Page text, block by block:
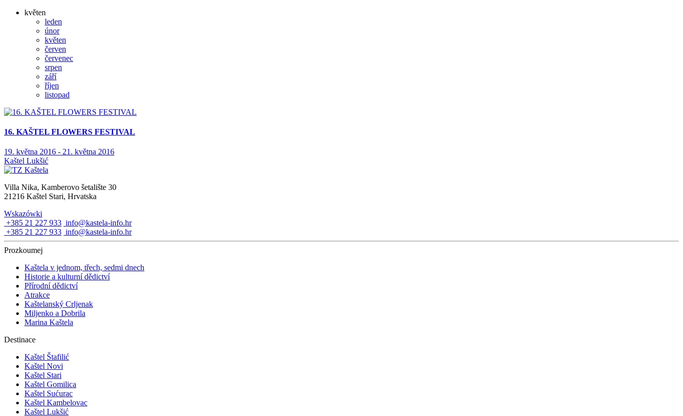
květen
leden
únor
květen
červen
červenec
srpen
září
říjen
listopad
16. KAŠTEL FLOWERS FESTIVAL
19. května 2016 - 21. května 2016
Kaštel Lukšić
Villa Nika, Kamberovo šetalište 30
21216 Kaštel Stari, Hrvatska
Wskazówki
+385 21 227 933 info@kastela-info.hr
+385 21 227 933 info@kastela-info.hr
Prozkoumej
Kaštela v jednom, třech, sedmi dnech
Historie a kulturní dědictví
Přírodní dědictví
Atrakce
Kaštelanský Crljenak
Miljenko a Dobrila
Marina Kaštela
Destinace
Kaštel Štafilić
Kaštel Novi
Kaštel Stari
Kaštel Gomilica
Kaštel Sućurac
Kaštel Kambelovac
Kaštel Lukšić